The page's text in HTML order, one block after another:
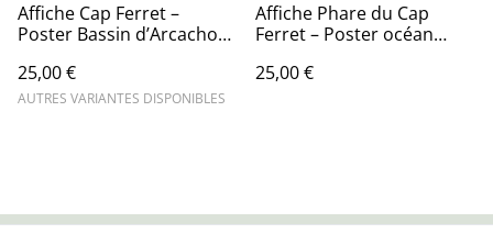
Affiche Cap Ferret –
Poster Bassin d’Arcachon
de mer
25,00 €
AUTRES VARIANTES DISPONIBLES
Affiche Phare du Cap
Ferret – Poster océan
murale bord de mer
25,00 €